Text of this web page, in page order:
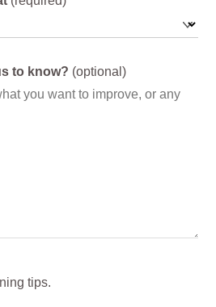
to know? (optional)
tips.